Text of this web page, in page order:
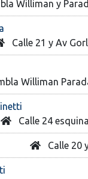
Williman y
Calle 21 y Av
Williman
Calle 24
Calle 20